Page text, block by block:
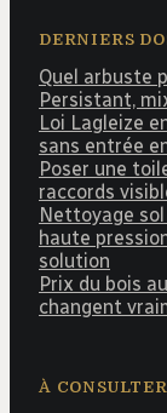
DERNIERS
Quel arbuste
Persistant,
Loi Lagleize
sans entrée
Poser une
raccords
Nettoyage
haute
solution
Prix du bois
changent
À